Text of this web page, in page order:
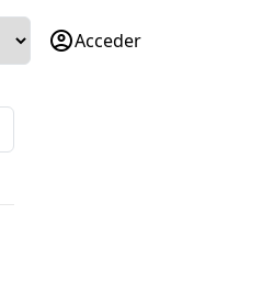
account_circleAcceder